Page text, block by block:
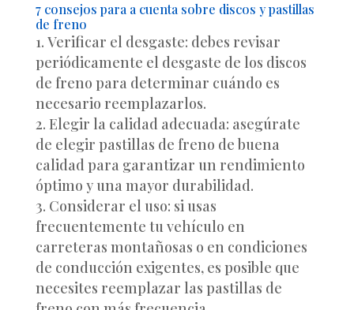
7 consejos para a cuenta sobre discos y pastillas
de freno
Verificar el desgaste: debes revisar
periódicamente el desgaste de los discos
de freno para determinar cuándo es
necesario reemplazarlos.
Elegir la calidad adecuada: asegúrate
de elegir pastillas de freno de buena
calidad para garantizar un rendimiento
óptimo y una mayor durabilidad.
Considerar el uso: si usas
frecuentemente tu vehículo en
carreteras montañosas o en condiciones
de conducción exigentes, es posible que
necesites reemplazar las pastillas de